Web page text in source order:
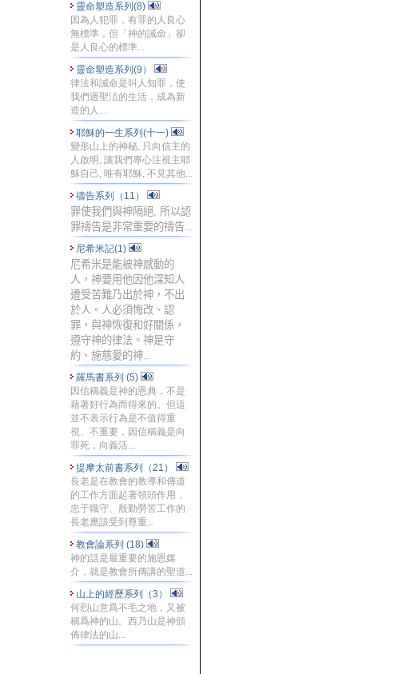
靈命塑造系列(8)
因為人犯罪，有罪的人良心
無標準，但「神的誡命」卻
是人良心的標準...
靈命塑造系列(9）
律法和誡命是叫人知罪，使
我們過聖洁的生活，成為新
造的人...
耶穌的一生系列(十一)
變形山上的神秘, 只向信主的
人啟明, 讓我們專心注視主耶
穌自己, 唯有耶穌, 不見其他...
禱告系列（11）
罪使我們與神隔絕, 所以認
罪禱告是非常重要的禱告...
尼希米記(1)
尼希米是能被神感動的
人，神要用他因他深知人
遭受苦難乃出於神，不出
於人。人必須悔改、認
罪，與神恢復和好關係，
遵守神的律法。神是守
約、施慈愛的神...
羅馬書系列 (5)
因信稱義是神的恩典，不是
藉著好行為而得來的。但這
並不表示行為是不值得重
視、不重要，因信稱義是向
罪死，向義活...
提摩太前書系列（21）
長老是在教會的教導和傳道
的工作方面起著領頭作用，
忠于職守、殷勤勞苦工作的
長老應該受到尊重...
教會論系列 (18)
神的話是最重要的施恩媒
介，就是教會所傳講的聖道...
山上的經歷系列（3）
何烈山意爲不毛之地，又被
稱爲神的山。西乃山是神頒
佈律法的山...